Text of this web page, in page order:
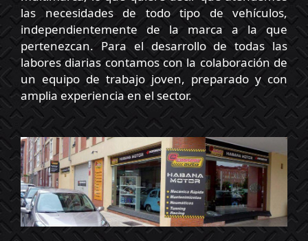
las necesidades de todo tipo de vehículos,
independientemente de la marca a la que
pertenezcan. Para el desarrollo de todas las
labores diarias contamos con la colaboración de
un equipo de trabajo joven, preparado y con
amplia experiencia en el sector.